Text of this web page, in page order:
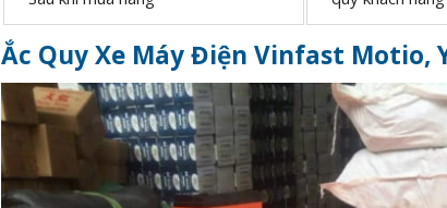
Ắc Quy Xe Máy Điện Vinfast Motio,